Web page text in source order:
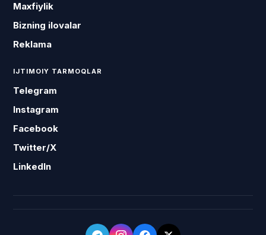
Maxfiylik
Bizning ilovalar
Reklama
IJTIMOIY TARMOQLAR
Telegram
Instagram
Facebook
Twitter/X
LinkedIn